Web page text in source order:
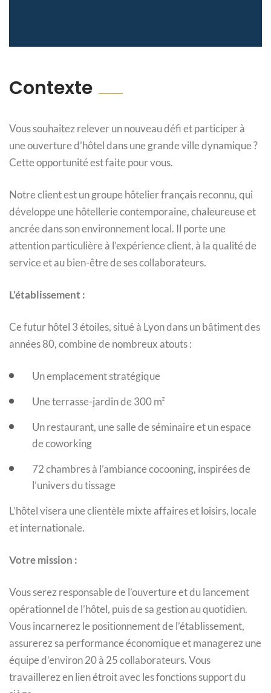
Contexte
Vous souhaitez relever un nouveau défi et participer à
une ouverture d’hôtel dans une grande ville dynamique ?
Cette opportunité est faite pour vous.
Notre client est un groupe hôtelier français reconnu, qui
développe une hôtellerie contemporaine, chaleureuse et
ancrée dans son environnement local. Il porte une
attention particulière à l’expérience client, à la qualité de
service et au bien-être de ses collaborateurs.
L’établissement :
Ce futur hôtel 3 étoiles, situé à Lyon dans un bâtiment des
années 80, combine de nombreux atouts :
Un emplacement stratégique
Une terrasse-jardin de 300 m²
Un restaurant, une salle de séminaire et un espace
de coworking
72 chambres à l’ambiance cocooning, inspirées de
l’univers du tissage
L’hôtel visera une clientèle mixte affaires et loisirs, locale
et internationale.
Votre mission :
Vous serez responsable de l’ouverture et du lancement
opérationnel de l’hôtel, puis de sa gestion au quotidien.
Vous incarnerez le positionnement de l’établissement,
assurerez sa performance économique et managerez une
équipe d’environ 20 à 25 collaborateurs. Vous
travaillerez en lien étroit avec les fonctions support du